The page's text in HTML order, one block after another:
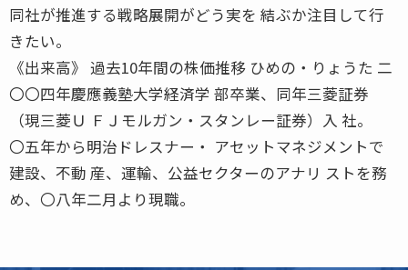
同社が推進する戦略展開がどう実を 結ぶか注目して行
きたい。
《出来高》 過去10年間の株価推移 ひめの・りょうた 二
〇〇四年慶應義塾大学経済学 部卒業、同年三菱証券
（現三菱Ｕ ＦＪモルガン・スタンレー証券）入 社。
〇五年から明治ドレスナー・ アセットマネジメントで
建設、不動 産、運輸、公益セクターのアナリ ストを務
め、〇八年二月より現職。